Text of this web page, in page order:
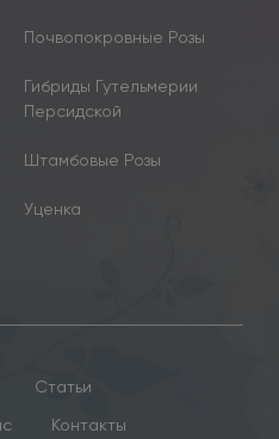
Почвопокровные Розы
Гибриды Гутельмерии
Персидской
Штамбовые Розы
Уценка
Статьи
Контакты